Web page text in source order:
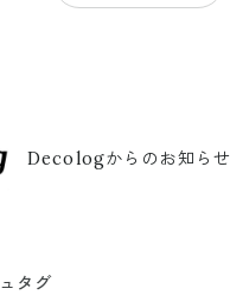
Decologからのお知らせ
タグ